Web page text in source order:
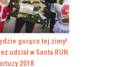
gorąco tej zimy!
udział w Santa RUN
2018